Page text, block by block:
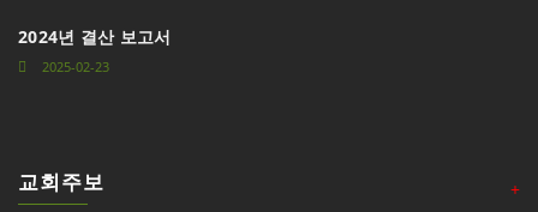
2024년 결산 보고서
2025-02-23
교회주보 +